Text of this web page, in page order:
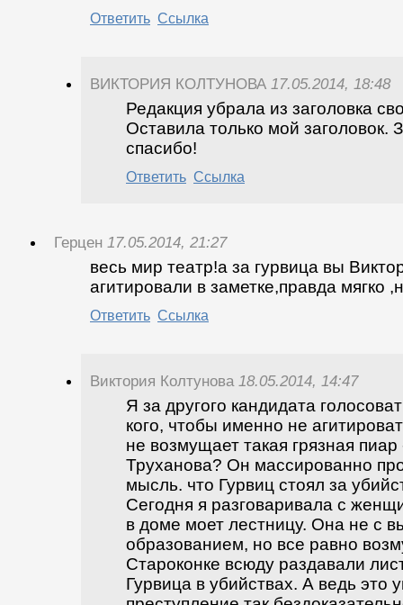
Ответить Ссылка
ВИКТОРИЯ КОЛТУНОВА 17.05.2014, 18:48
Редакция убрала из заголовка
Оставила только мой заголовок.
спасибо!
Ответить Ссылка
Герцен 17.05.2014, 21:27
весь мир театр!а за гурвица вы
агитировали в заметке,правда мягко
Ответить Ссылка
Виктория Колтунова 18.05.2014, 14:47
Я за другого кандидата
кого, чтобы именно не
не возмущает такая грязная
Труханова? Он массированно
мысль. что Гурвиц стоял за
Сегодня я разговаривала с
в доме моет лестницу. Она не с
образованием, но все равно
Староконке всюду раздавали
Гурвица в убийствах. А ведь это